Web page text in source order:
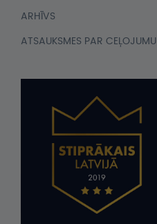
ARHĪVS
ATSAUKSMES PAR CEĻOJUMU